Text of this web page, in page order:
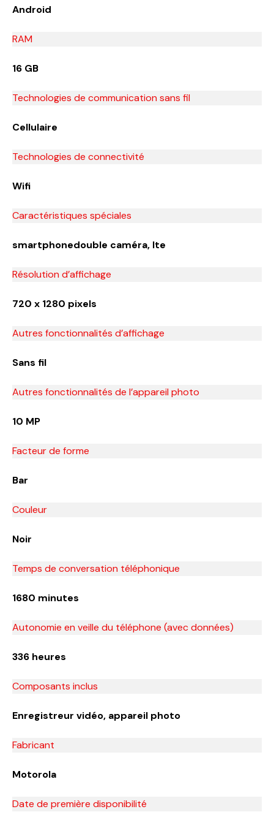
Android
RAM
16 GB
Technologies de communication sans fil
Cellulaire
Technologies de connectivité
Wifi
Caractéristiques spéciales
smartphonedouble caméra, lte
Résolution d’affichage
720 x 1280 pixels
Autres fonctionnalités d’affichage
Sans fil
Autres fonctionnalités de l’appareil photo
10 MP
Facteur de forme
Bar
Couleur
Noir
Temps de conversation téléphonique
1680 minutes
Autonomie en veille du téléphone (avec données)
336 heures
Composants inclus
Enregistreur vidéo, appareil photo
Fabricant
Motorola
Date de première disponibilité